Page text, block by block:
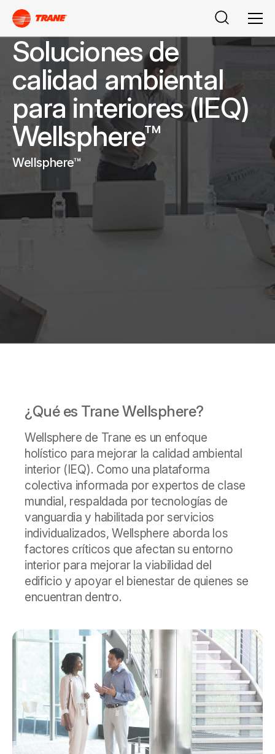
Search
Soluciones de
calidad ambiental
para interiores (IEQ)
Wellsphere™
Wellsphere™
¿Qué es Trane Wellsphere?
Wellsphere de Trane es un enfoque
holístico para mejorar la calidad ambiental
interior (IEQ). Como una plataforma
colectiva informada por expertos de clase
mundial, respaldada por tecnologías de
vanguardia y habilitada por servicios
individualizados, Wellsphere aborda los
factores críticos que afectan su entorno
interior para mejorar la viabilidad del
edificio y apoyar el bienestar de quienes se
encuentran dentro.